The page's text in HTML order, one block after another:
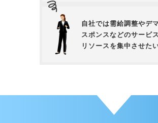
自社では需給調整やデ
スポンスなどのサービ
リソースを集中させた